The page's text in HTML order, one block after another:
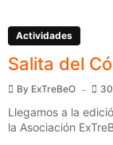
Actividades
Salita del
By ExTreBeO
Llegamos a la
la Asociación